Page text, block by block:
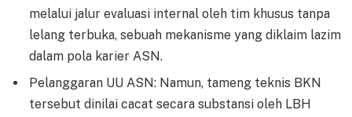
melalui jalur evaluasi internal oleh tim khusus tanpa
lelang terbuka, sebuah mekanisme yang diklaim lazim
dalam pola karier ASN.
Pelanggaran UU ASN: Namun, tameng teknis BKN
tersebut dinilai cacat secara substansi oleh LBH